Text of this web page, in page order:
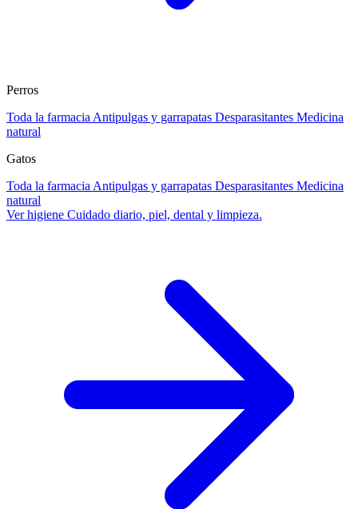
Perros
Toda la farmacia Antipulgas y garrapatas Desparasitantes Medicina
natural
Gatos
Toda la farmacia Antipulgas y garrapatas Desparasitantes Medicina
natural
Ver higiene Cuidado diario, piel, dental y limpieza.